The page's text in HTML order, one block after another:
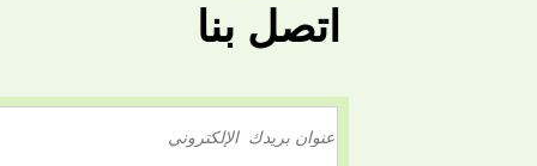
اتصل بنا